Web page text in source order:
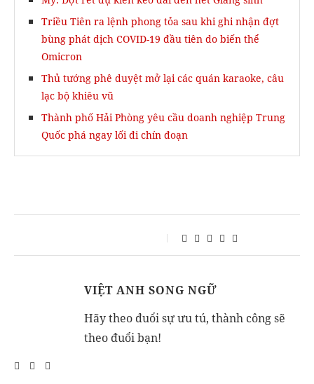
Triều Tiên ra lệnh phong tỏa sau khi ghi nhận đợt
bùng phát dịch COVID-19 đầu tiên do biến thể
Omicron
Thủ tướng phê duyệt mở lại các quán karaoke, câu
lạc bộ khiêu vũ
Thành phố Hải Phòng yêu cầu doanh nghiệp Trung
Quốc phá ngay lối đi chín đoạn
VIỆT ANH SONG NGỮ
Hãy theo đuổi sự ưu tú, thành công sẽ
theo đuổi bạn!